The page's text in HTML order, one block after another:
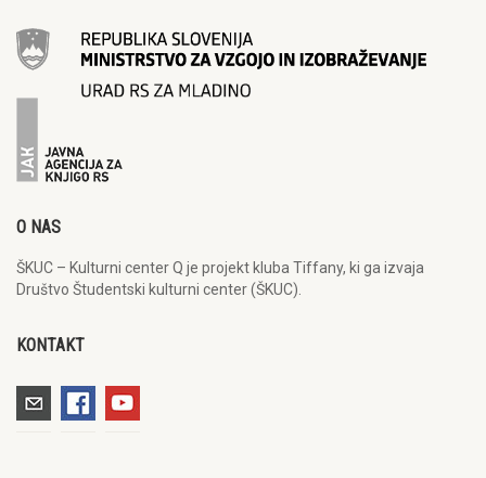
O NAS
ŠKUC – Kulturni center Q je projekt kluba Tiffany, ki ga izvaja
Društvo Študentski kulturni center (ŠKUC).
KONTAKT